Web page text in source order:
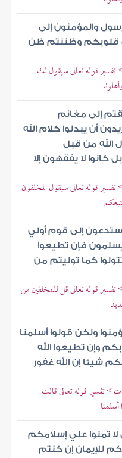
والمؤمنون إلى
قلوبكم وظننتم ظن
تفسير قوله تعالى سيقول لك
إلى مغانم
أن يبدلوا كلام الله
الله من قبل
لا يفقهون إلا
قوله تعالى سيقول المخلفون
إلى قوم أولي
فإن تطيعوا
كما توليتم من
قوله تعالى قل للمخلفين من
ولكن قولوا أسلمنا
وإن تطيعوا الله
شيئا إن الله غفور
> تفسير قوله تعالى قالت
تمنوا علي إسلامكم
للإيمان إن كنتم